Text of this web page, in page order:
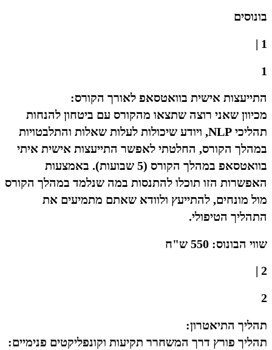
בונוסים
1 |
1
התייעצות אישית בוואטסאפ לאורך הקורס:
מכיוון שאני רוצה שתצאו מהקורס עם ביטחון להנחות
תהליכי NLP, ויודע שיכולות לעלות שאלות והתלבטויות
במהלך הקורס, החלטתי לאפשר התייעצות אישית איתי
בוואטסאפ במהלך הקורס (5 שבועות). באמצעות
האפשרות הזו תוכלו להתנסות במה שנלמד במהלך הקורס
מול מונחים, להתייעץ ולוודא שאתם מתמיעים את
התהליך הטיפולי.
שווי הבונוס: 550 ש"ח
2 |
2
תהליך התיאטרון:
תהליך פורץ דרך המשחרר תקיעות וקונפליקטים פנימיים: